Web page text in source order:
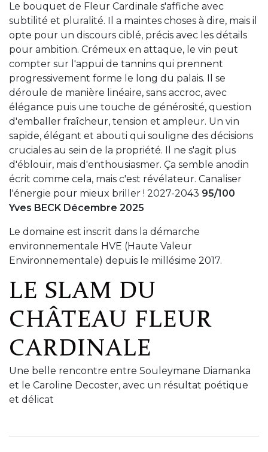
Le bouquet de Fleur Cardinale s'affiche avec
subtilité et pluralité. Il a maintes choses à dire, mais il
opte pour un discours ciblé, précis avec les détails
pour ambition. Crémeux en attaque, le vin peut
compter sur l'appui de tannins qui prennent
progressivement forme le long du palais. Il se
déroule de manière linéaire, sans accroc, avec
élégance puis une touche de générosité, question
d'emballer fraîcheur, tension et ampleur. Un vin
sapide, élégant et abouti qui souligne des décisions
cruciales au sein de la propriété. Il ne s'agit plus
d'éblouir, mais d'enthousiasmer. Ça semble anodin
écrit comme cela, mais c'est révélateur. Canaliser
l'énergie pour mieux briller ! 2027-2043 95/100
Yves BECK Décembre 2025
Le domaine est inscrit dans la démarche
environnementale HVE (Haute Valeur
Environnementale) depuis le millésime 2017.
LE SLAM DU
CHÂTEAU FLEUR
CARDINALE
Une belle rencontre entre Souleymane Diamanka
et le Caroline Decoster, avec un résultat poétique
et délicat